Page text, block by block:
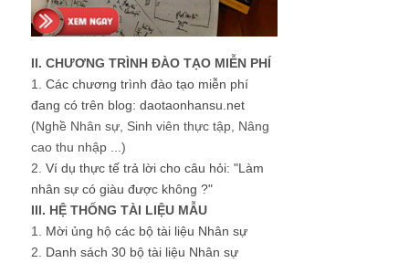
II. CHƯƠNG TRÌNH ĐÀO TẠO MIỄN PHÍ
1. Các chương trình đào tạo miễn phí
đang có trên blog: daotaonhansu.net
(Nghề Nhân sự, Sinh viên thực tập, Nâng
cao thu nhập ...)
2. Ví dụ thực tế trả lời cho câu hỏi: "Làm
nhân sự có giàu được không ?"
III. HỆ THỐNG TÀI LIỆU MẪU
1. Mời ủng hộ các bộ tài liệu Nhân sự
2. Danh sách 30 bộ tài liệu Nhân sự